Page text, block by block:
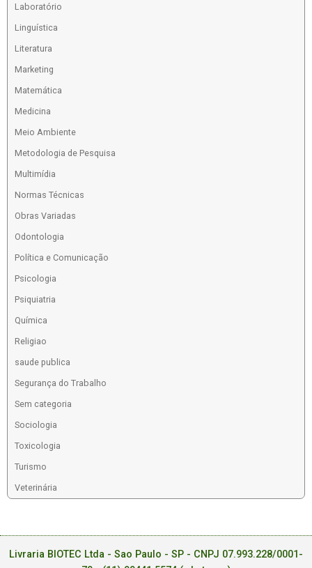
Laboratório
Linguística
Literatura
Marketing
Matemática
Medicina
Meio Ambiente
Metodologia de Pesquisa
Multimídia
Normas Técnicas
Obras Variadas
Odontologia
Política e Comunicação
Psicologia
Psiquiatria
Química
Religiao
saude publica
Segurança do Trabalho
Sem categoria
Sociologia
Toxicologia
Turismo
Veterinária
Livraria BIOTEC Ltda - Sao Paulo - SP - CNPJ 07.993.228/0001-